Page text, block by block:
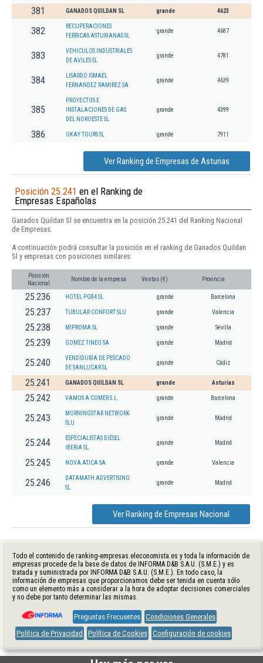
381 GANADOS QUILDAN SL grande 4623
382
RECUPERACIONES
FERRICAS ASTURIANAS SL
grande 4687
383
VEHICULOS INDUSTRIALES
DE AVILES SL
grande 4781
384
LISARDO ISMAEL
FERNANDEZ RAMIREZ SA
grande 4639
385
PROYECTOS E
INSTALACIONES DE GAS
DEL NOROESTE SL
grande 4399
386 OKAY TOURS SL grande 7911
Ver Ranking de Empresas de Asturias
Posición 25.241 en el Ranking de
Empresas Españolas
Ganados Quildan Sl se encuentra en la posición 25.241 del Ranking Nacional
de Empresas.
A continuación podrá consultar la posición en el ranking de Ganados Quildan
Sl y empresas con posiciones similares:
Posición
Nacional
Nombre de la empresa Ventas (€) Provincia
25.236 HOTEL PG84 SL. grande Barcelona
25.237 TUBULAR CONFORT SLU grande Valencia
25.238 MIPROMA SL grande Sevilla
25.239 GOMEZ TINEO SA grande Madrid
25.240
VENDIDURIA DE PESCADO
DE SANLUCAR SL
grande Cádiz
25.241 GANADOS QUILDAN SL grande Asturias
25.242 VAMOS A COMER S.L. grande Barcelona
25.243
MORNINGSTAR NETWORK
SLU
grande Madrid
25.244
ESPECIALISTAS DIESEL
IBERIA SL.
grande Madrid
25.245 NOVA ATICA SA grande Valencia
25.246
DATAMATH ADVERTISING
SL.
grande Madrid
Ver Ranking de Empresas Nacional
Todo el contenido de ranking-empresas.eleconomista.es y toda la información de
empresas procede de la base de datos de INFORMA D&B S.A.U. (S.M.E.) y es
tratada y suministrada por INFORMA D&B S.A.U. (S.M.E.). En todo caso, la
información de empresas que proporcionamos debe ser tenida en cuenta sólo
como un elemento más a considerar a la hora de adoptar decisiones comerciales
y no debe por tanto determinar las mismas.
Preguntas Frecuentes Condiciones Generales
Política de Privacidad
Política de Cookies Configuración de cookies